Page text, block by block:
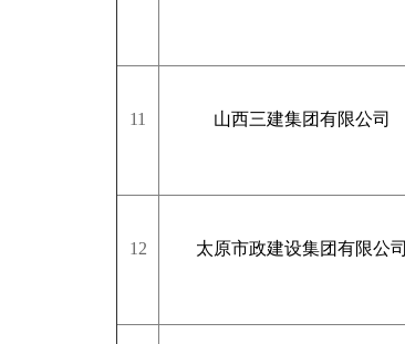
11 山西三建集团有限公司
12 太原市政建设集团有限公司